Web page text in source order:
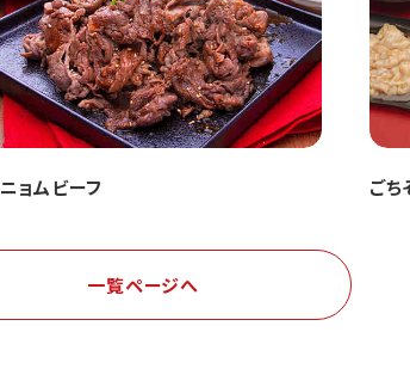
ョムビーフ ごち
一覧ページへ